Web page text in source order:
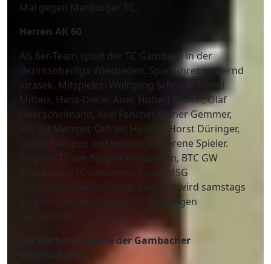
Mai gegen Marburger TC.
Herren AK 60
Als 6er-Team spielt der TC Gambach in der
Bezirksoberliga Wiesbaden. Spielführer ist Bernd
Jurasek. Mitspieler: Wolfgang Schreck, Bernd
Mitteis, Hans-Dieter Auer, Hubert Pfeffer, Olaf
Hoerschelmann, Axel Fenchel, Rainer Gemmer,
Harald Metzger, Otfried Herling, Horst Düringer,
Dieter Pampus und weitere erfahrene Spieler.
Gegner: TC am Bingert Wiesbaden, BTC GW
Wiesbaden, TC Geisenheim und MSG
Philippstein/Weilmünster. Gespielt wird samstags
ab 9 Uhr. Saisonstart am 11. Mai gegen
Geisenheim.
Die nächsten Spiele der Gambacher
Mannschaften: